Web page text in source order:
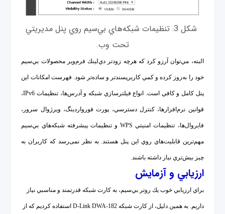
شكل 3: تنظيمات شبكه‌هاي بي‌سيم روي پنل مديريتي
تحت وب.
البته، مي‌توان آرزو كرد که هرچه زودتر دي‌لينك فرم‌وير محصولات بي‌سيم
خود را به‌روز كرده و كمي كاربرپسندتر و ساده‌تر شود. فهرست امكانات اين
پنل كامل و كافي است. انواع فيلترسازي شبكه و آدرس‌ها، تنظيمات IPv6،
قوانين نرم‌افزارها، كنترل دسترسي، پورت فورواردينگ، ويرژوال سرور،
فايروال‌ها، تنظيمات امنيتي WPS و تنظيمات پيشرفته شبكه‌هاي بي‌سيم
مهم‌ترين قابليت‌هاي روي اين پنل هستند. به نظر نمی‌رسد که كاربران به
چيز بيش‌تري نياز داشته باشند.
ارزيابي و آزمايش
براي ارزيابي خوب يك روتر بي‌سيم، به كارت شبكه قدرتمند و مناسبي نياز
داريم. به همين دليل، از كارت شبكه D-Link DWA-182 استفاده كرديم كه از